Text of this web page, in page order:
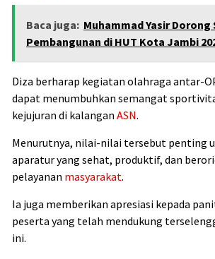
Baca juga: Muhammad Yasir Dorong
Pembangunan di HUT Kota Jambi
Diza berharap kegiatan olahraga antar-
dapat menumbuhkan semangat
kejujuran di kalangan ASN.
Menurutnya, nilai-nilai tersebut penting
aparatur yang sehat, produktif, dan
pelayanan masyarakat.
Ia juga memberikan apresiasi kepada
peserta yang telah mendukung
ini.